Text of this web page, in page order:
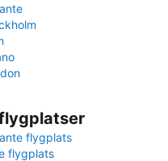
flygplats
flygplats